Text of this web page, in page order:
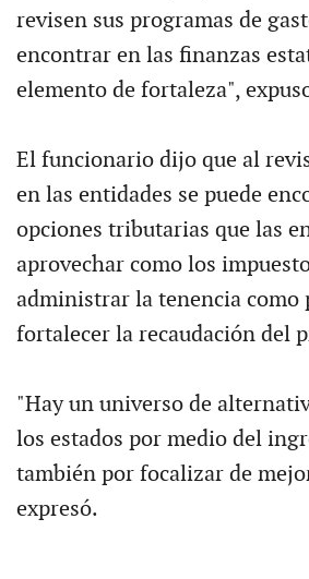
revisen sus programas de
encontrar en las finanzas
elemento de fortaleza",
El funcionario dijo que al
en las entidades se puede
opciones tributarias que las
aprovechar como los
administrar la tenencia como
fortalecer la recaudación del
"Hay un universo de
los estados por medio del
también por focalizar de
expresó.